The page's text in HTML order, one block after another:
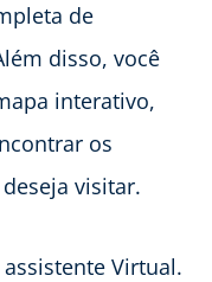
de
disso, você
interativo,
os
visitar.
Virtual.